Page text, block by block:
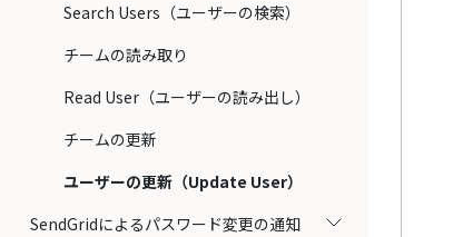
Search Users（ユーザーの検索）
チームの読み取り
Read User（ユーザーの読み出し）
チームの更新
ユーザーの更新（Update User）
SendGridによるパスワード変更の通知